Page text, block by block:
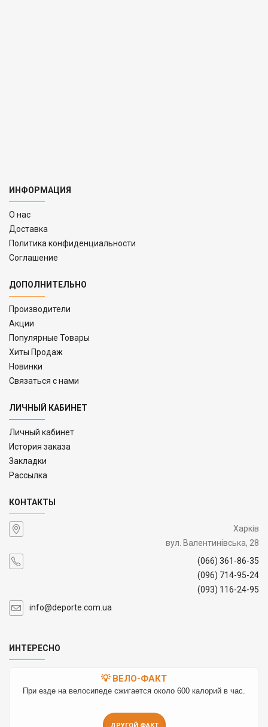
ИНФОРМАЦИЯ
O нас
Доставка
Политика конфиденциальности
Соглашение
ДОПОЛНИТЕЛЬНО
Производители
Акции
Популярные Товары
Хиты Продаж
Новинки
Связаться с нами
ЛИЧНЫЙ КАБИНЕТ
Личный кабинет
История заказа
Закладки
Рассылка
КОНТАКТЫ
Харків
вул. Валентинівська, 28
(066) 361-86-35
(096) 714-95-24
(093) 116-24-95
info@deporte.com.ua
ИНТЕРЕСНО
💡 ВЕЛО-ФАКТ
При езде на велосипеде сжигается около 600 калорий в час.
ДРУГОЙ ФАКТ